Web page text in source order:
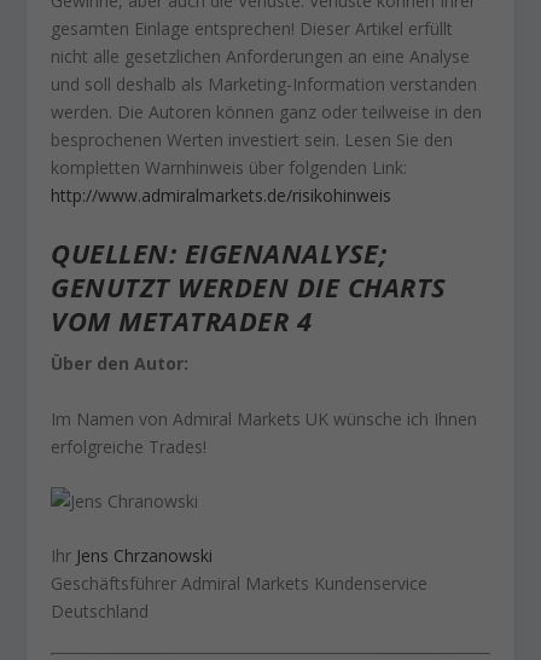
gesamten Einlage entsprechen! Dieser Artikel erfüllt
nicht alle gesetzlichen Anforderungen an eine Analyse
und soll deshalb als Marketing-Information verstanden
werden. Die Autoren können ganz oder teilweise in den
besprochenen Werten investiert sein. Lesen Sie den
kompletten Warnhinweis über folgenden Link:
http://www.admiralmarkets.de/risikohinweis
QUELLEN: EIGENANALYSE;
GENUTZT WERDEN DIE CHARTS
VOM METATRADER 4
Über den Autor:
Im Namen von Admiral Markets UK wünsche ich Ihnen
erfolgreiche Trades!
Ihr Jens Chrzanowski
Geschäftsführer Admiral Markets Kundenservice
Deutschland